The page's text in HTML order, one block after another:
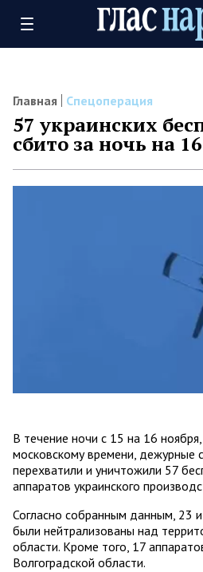
Главная Спецоперация
57 украинских
сбито за ночь на
В течение ночи с 15 на 16
московскому времени, дежурные
перехватили и уничтожили 57
аппаратов украинского
Согласно собранным данным, 23
были нейтрализованы над
области. Кроме того, 17
Волгоградской области.